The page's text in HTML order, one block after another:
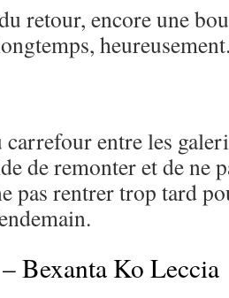
retour, encore une
carrefour entre les
de remonter et de ne
pas rentrer trop tard
Bexanta Ko Leccia